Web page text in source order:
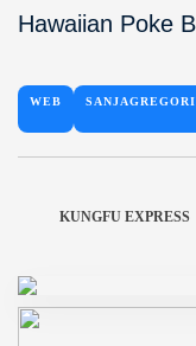
Hawaiian Poke
WEB
KUNGFU EXPRESS